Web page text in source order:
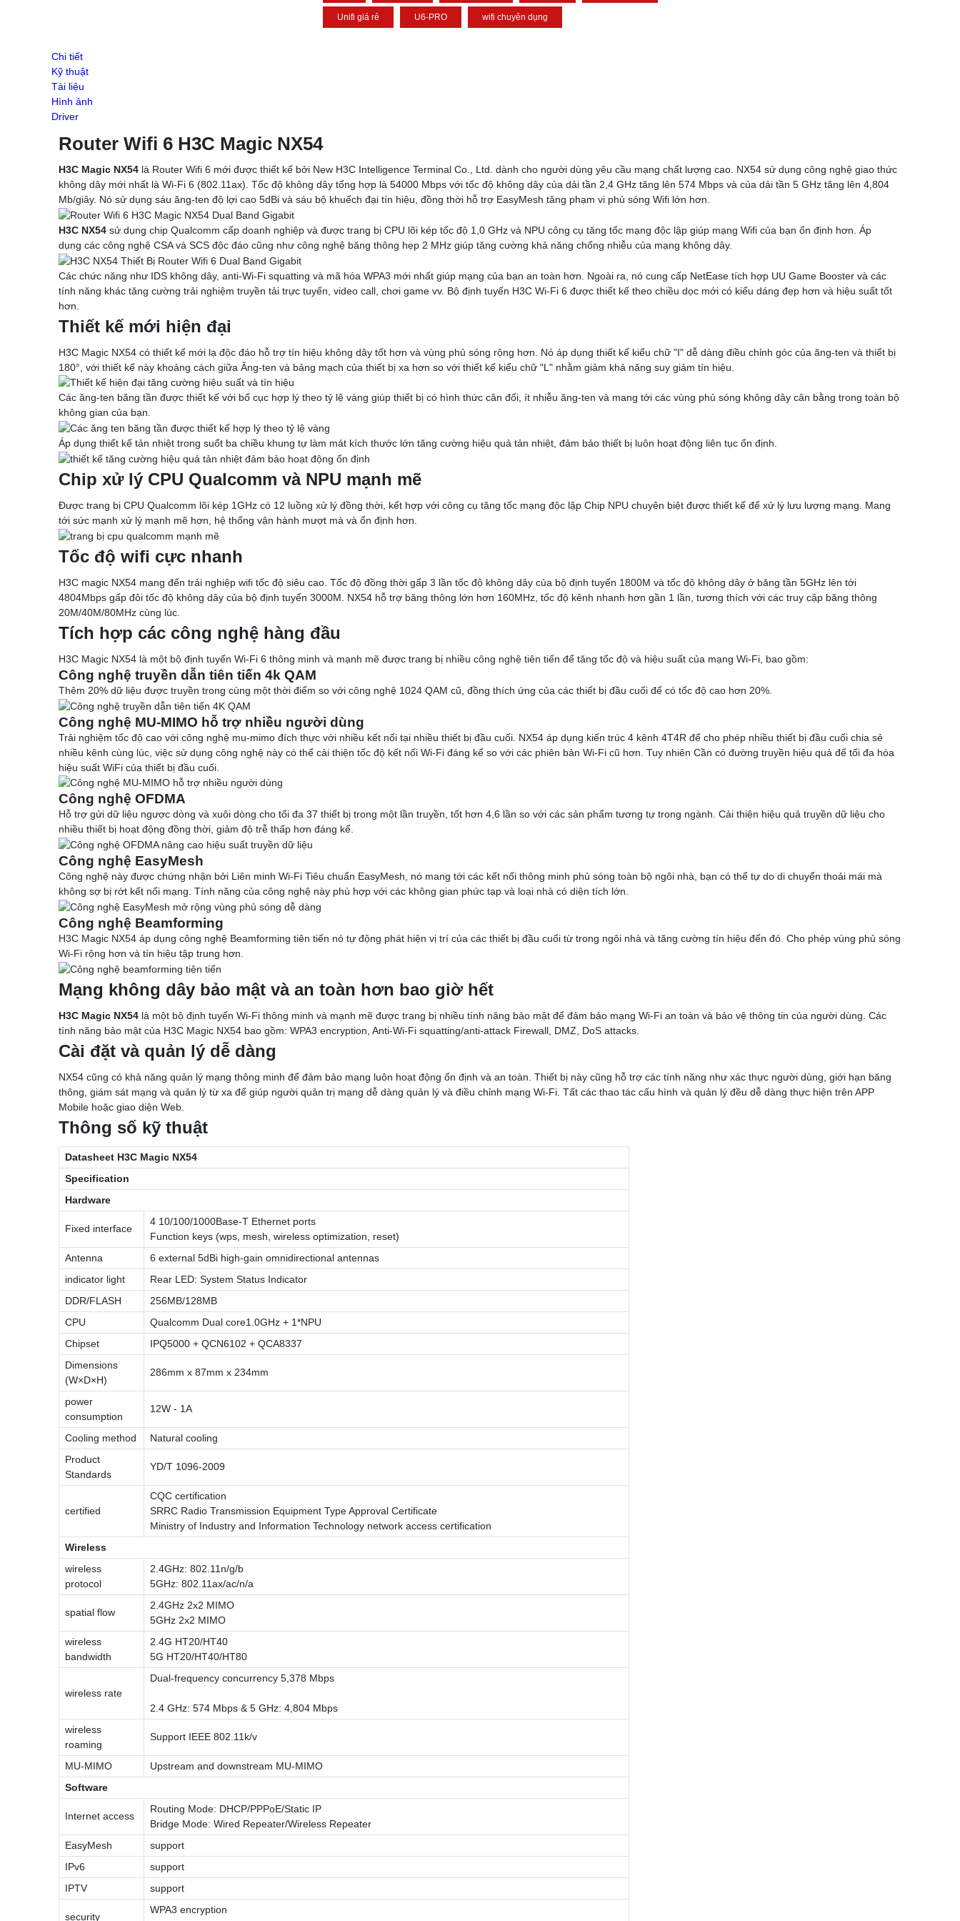
ENGENIUS SWITCH
WIFI GIA ĐÌNH
Wifi SOHO H3C
3G/4G Netgear
3G/4G TP-Link
4G/5G D-Link
Adapter POE Unifi
Phụ kiện Unifi
Adapter POE TP-Link
Adapter POE Ruijie
Adapter 12V, 5V
Adapter POE H3C
Tổng đài điện thoại và điện thoại
Điện thoại Grandstream
DOCUMENTS
DeceptiveBytes Presentation
Giới thiệu giải pháp DLP ITsMine
Trình bày DeceptiveBytes
OPENVAS Sales Deck
Deceptive-Bytes-Defender-vs-CrowdStrike
Deceptive-Bytes-vs-Check-Point
Deceptive-Bytes-vs-Cybereason
Deceptive-Bytes-vs-Cynet
Deceptive-Bytes-vs-Fidelis
Deceptive-Bytes-vs-Fortinet
Deceptive-Bytes-vs-Halcyon
Deceptive-Bytes-vs-Kaspersky
Deceptive-Bytes-vs-Morphisec
Deceptive-Bytes-vs-Palo-Alto
Deceptive-Bytes-vs-Panda
Deceptive-Bytes-vs-SentinelOne
Đầu Thu IMOU
Đầu Thu HIKvison
Đầu Thu Dahua
COMMSCOPE/AMP
Cáp mạng HIKvision
Thẻ Nhớ SanDisk
Thẻ Nhớ Hikvision
Thẻ Nhớ Ezviz
Thẻ Nhớ Kingston
Thẻ Nhớ IMOU
Access Point UniFi
UniFi Gateway
Unifi giá rẻ U6-PRO wifi chuyên dụng
Chi tiết
Kỹ thuật
Tài liệu
Hình ảnh
Driver
Router Wifi 6 H3C Magic NX54
H3C Magic NX54 là Router Wifi 6 mới được thiết kế bởi New H3C Intelligence Terminal Co., Ltd. dành cho người dùng yêu cầu mạng chất lượng cao. NX54 sử dụng công nghệ giao thức
không dây mới nhất là Wi-Fi 6 (802.11ax). Tốc độ không dây tổng hợp là 54000 Mbps với tốc độ không dây của dải tần 2,4 GHz tăng lên 574 Mbps và của dải tần 5 GHz tăng lên 4,804
Mb/giây. Nó sử dụng sáu ăng-ten độ lợi cao 5dBi và sáu bộ khuếch đại tín hiệu, đồng thời hỗ trợ EasyMesh tăng phạm vi phủ sóng Wifi lớn hơn.
H3C NX54 sử dụng chip Qualcomm cấp doanh nghiệp và được trang bị CPU lõi kép tốc độ 1,0 GHz và NPU công cụ tăng tốc mạng độc lập giúp mạng Wifi của bạn ổn định hơn. Áp
dụng các công nghệ CSA và SCS độc đáo cũng như công nghệ băng thông hẹp 2 MHz giúp tăng cường khả năng chống nhiễu của mạng không dây.
Các chức năng như IDS không dây, anti-Wi-Fi squatting và mã hóa WPA3 mới nhất giúp mạng của bạn an toàn hơn. Ngoài ra, nó cung cấp NetEase tích hợp UU Game Booster và các
tính năng khác tăng cường trải nghiệm truyền tải trực tuyến, video call, chơi game vv. Bộ định tuyến H3C Wi-Fi 6 được thiết kế theo chiều dọc mới có kiểu dáng đẹp hơn và hiệu suất tốt
hơn.
Thiết kế mới hiện đại
H3C Magic NX54 có thiết kế mới lạ độc đáo hỗ trợ tín hiệu không dây tốt hơn và vùng phủ sóng rộng hơn. Nó áp dụng thiết kế kiểu chữ "I" dễ dàng điều chỉnh góc của ăng-ten và thiết bị
180°, với thiết kế này khoảng cách giữa Ăng-ten và bảng mạch của thiết bị xa hơn so với thiết kế kiểu chữ "L" nhằm giảm khả năng suy giảm tín hiệu.
Các ăng-ten băng tần được thiết kế với bố cục hợp lý theo tỷ lệ vàng giúp thiết bị có hình thức cân đối, ít nhiễu ăng-ten và mang tới các vùng phủ sóng không dây cân bằng trong toàn bộ
không gian của bạn.
Áp dụng thiết kế tản nhiệt trong suốt ba chiều khung tự làm mát kích thước lớn tăng cường hiệu quả tản nhiệt, đảm bảo thiết bị luôn hoạt động liên tục ổn định.
Chip xử lý CPU Qualcomm và NPU mạnh mẽ
Được trang bị CPU Qualcomm lõi kép 1GHz có 12 luồng xử lý đồng thời, kết hợp với công cụ tăng tốc mạng độc lập Chip NPU chuyên biệt được thiết kế để xử lý lưu lượng mạng. Mang
tới sức mạnh xử lý mạnh mẽ hơn, hệ thống vận hành mượt mà và ổn định hơn.
Tốc độ wifi cực nhanh
H3C magic NX54 mang đến trải nghiệp wifi tốc độ siêu cao. Tốc độ đồng thời gấp 3 lần tốc độ không dây của bộ định tuyến 1800M và tốc độ không dây ở băng tần 5GHz lên tới
4804Mbps gấp đôi tốc độ không dây của bộ định tuyến 3000M. NX54 hỗ trợ băng thông lớn hơn 160MHz, tốc độ kênh nhanh hơn gần 1 lần, tương thích với các truy cập băng thông
20M/40M/80MHz cùng lúc.
Tích hợp các công nghệ hàng đầu
H3C Magic NX54 là một bộ định tuyến Wi-Fi 6 thông minh và mạnh mẽ được trang bị nhiều công nghệ tiên tiến để tăng tốc độ và hiệu suất của mạng Wi-Fi, bao gồm:
Công nghệ truyền dẫn tiên tiến 4k QAM
Thêm 20% dữ liệu được truyền trong cùng một thời điểm so với công nghệ 1024 QAM cũ, đồng thích ứng của các thiết bị đầu cuối để có tốc độ cao hơn 20%.
Công nghệ MU-MIMO hỗ trợ nhiều người dùng
Trải nghiệm tốc độ cao với công nghệ mu-mimo đích thực với nhiều kết nối tại nhiều thiết bị đầu cuối. NX54 áp dụng kiến trúc 4 kênh 4T4R để cho phép nhiều thiết bị đầu cuối chia sẻ
nhiều kênh cùng lúc, việc sử dụng công nghệ này có thể cải thiện tốc độ kết nối Wi-Fi đáng kể so với các phiên bản Wi-Fi cũ hơn. Tuy nhiên Cần có đường truyền hiệu quả để tối đa hóa
hiệu suất WiFi của thiết bị đầu cuối.
Công nghệ OFDMA
Hỗ trợ gửi dữ liệu ngược dòng và xuôi dòng cho tối đa 37 thiết bị trong một lần truyền, tốt hơn 4,6 lần so với các sản phẩm tương tự trong ngành. Cải thiện hiệu quả truyền dữ liệu cho
nhiều thiết bị hoạt động đồng thời, giảm độ trễ thấp hơn đáng kể.
Công nghệ EasyMesh
Công nghệ này được chứng nhận bởi Liên minh Wi-Fi Tiêu chuẩn EasyMesh, nó mang tới các kết nối thông minh phủ sóng toàn bộ ngôi nhà, bạn có thể tự do di chuyển thoải mái mà
không sợ bị rớt kết nối mạng. Tính năng của công nghệ này phù hợp với các không gian phức tạp và loại nhà có diện tích lớn.
Công nghệ Beamforming
H3C Magic NX54 áp dụng công nghệ Beamforming tiên tiến nó tự động phát hiện vị trí của các thiết bị đầu cuối từ trong ngôi nhà và tăng cường tín hiệu đến đó. Cho phép vùng phủ sóng
Wi-Fi rộng hơn và tín hiệu tập trung hơn.
Mạng không dây bảo mật và an toàn hơn bao giờ hết
H3C Magic NX54 là một bộ định tuyến Wi-Fi thông minh và mạnh mẽ được trang bị nhiều tính năng bảo mật để đảm bảo mạng Wi-Fi an toàn và bảo vệ thông tin của người dùng. Các
tính năng bảo mật của H3C Magic NX54 bao gồm: WPA3 encryption, Anti-Wi-Fi squatting/anti-attack Firewall, DMZ, DoS attacks.
Cài đặt và quản lý dễ dàng
NX54 cũng có khả năng quản lý mạng thông minh để đảm bảo mạng luôn hoạt động ổn định và an toàn. Thiết bị này cũng hỗ trợ các tính năng như xác thực người dùng, giới hạn băng
thông, giám sát mạng và quản lý từ xa để giúp người quản trị mạng dễ dàng quản lý và điều chỉnh mạng Wi-Fi. Tất các thao tác cấu hình và quản lý đều dễ dàng thực hiện trên APP
Mobile hoặc giao diện Web.
Thông số kỹ thuật
Datasheet H3C Magic NX54
Specification
Hardware
Fixed interface
4 10/100/1000Base-T Ethernet ports
Function keys (wps, mesh, wireless optimization, reset)
Antenna
6 external 5dBi high-gain omnidirectional antennas
indicator light
Rear LED: System Status Indicator
DDR/FLASH
256MB/128MB
CPU
Qualcomm Dual core1.0GHz + 1*NPU
Chipset
IPQ5000 + QCN6102 + QCA8337
Dimensions
(W×D×H)
286mm x 87mm x 234mm
power
consumption
12W - 1A
Cooling method
Natural cooling
Product
Standards
YD/T 1096-2009
certified
CQC certification
SRRC Radio Transmission Equipment Type Approval Certificate
Ministry of Industry and Information Technology network access certification
Wireless
wireless
protocol
2.4GHz: 802.11n/g/b
5GHz: 802.11ax/ac/n/a
spatial flow
2.4GHz 2x2 MIMO
5GHz 2x2 MIMO
wireless
bandwidth
2.4G HT20/HT40
5G HT20/HT40/HT80
wireless rate
Dual-frequency concurrency 5,378 Mbps
2.4 GHz: 574 Mbps & 5 GHz: 4,804 Mbps
wireless
roaming
Support IEEE 802.11k/v
MU-MIMO
Upstream and downstream MU-MIMO
Software
Internet access
Routing Mode: DHCP/PPPoE/Static IP
Bridge Mode: Wired Repeater/Wireless Repeater
EasyMesh
support
IPv6
support
IPTV
support
security
WPA3 encryption